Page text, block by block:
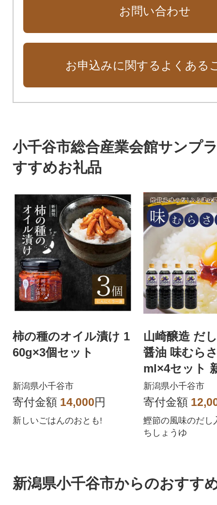
お問い合わせ
お申込みに関するよくある
小千谷市総合産業会館サンプ
すすめお礼品
柿の種のオイル漬け 1
60g×3個セット
新潟県小千谷市
寄付金額 14,000円
新しいごはんのおとも!
山崎醸造 だ
醤油 味むら
ml×4セット 新潟県 小
千谷市
新潟県小千谷市
寄付金額
鰹節の風味のだし
ちしょうゆ
新潟県小千谷市からのおすす